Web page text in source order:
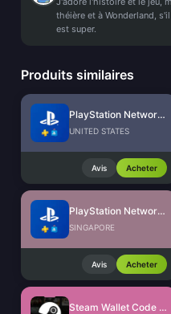
théière et à Wonderland,
est super.
Produits similaires
PlayStation Network Card (US)
UNITED STATES
Avis Acheter
PlayStation Network Card (SG)
SINGAPORE
Avis Acheter
Steam Wallet Code (MYR)